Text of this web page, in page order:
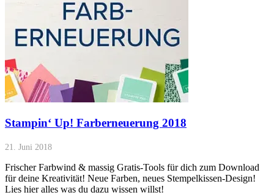
Stampin‘ Up! Farberneuerung 2018
21. Juni 2018
Frischer Farbwind & massig Gratis-Tools für dich zum Download
für deine Kreativität! Neue Farben, neues Stempelkissen-Design!
Lies hier alles was du dazu wissen willst!